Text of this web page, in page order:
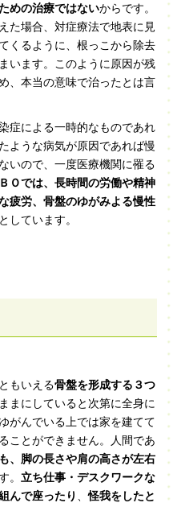
めの治療ではないからです。
た場合、対症療法で地表に見
くるように、根っこから除去
います。このように原因が残
、本当の意味で治ったとは言
症による一時的なものであれ
ような病気が原因であれば慢
いので、一度医療機関に罹る
Ｏでは、長時間の労働や精神
疲労、骨盤のゆがみよる慢性
としています。
もいえる骨盤を形成する３つ
まにしていると次第に全身に
がんでいる上では家を建てて
ことができません。人間であ
、脚の長さや肩の高さが左右
。 立ち仕事・デスクワークな
んで座ったり 、怪我をしたと